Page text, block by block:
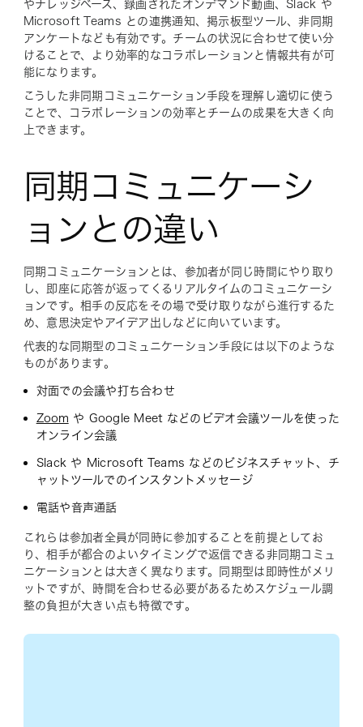
やナレッジベース、録画されたオンデマンド動画、Slack や
Microsoft Teams との連携通知、掲示板型ツール、非同期
アンケートなども有効です。チームの状況に合わせて使い分
けることで、より効率的なコラボレーションと情報共有が可
能になります。
こうした非同期コミュニケーション手段を理解し適切に使う
ことで、コラボレーションの効率とチームの成果を大きく向
上できます。
同期コミュニケーシ
ョンとの違い
同期コミュニケーションとは、参加者が同じ時間にやり取り
し、即座に応答が返ってくるリアルタイムのコミュニケーシ
ョンです。相手の反応をその場で受け取りながら進行するた
め、意思決定やアイデア出しなどに向いています。
代表的な同期型のコミュニケーション手段には以下のような
ものがあります。
対面での会議や打ち合わせ
Zoom や Google Meet などのビデオ会議ツールを使った
オンライン会議
Slack や Microsoft Teams などのビジネスチャット、チ
ャットツールでのインスタントメッセージ
電話や音声通話
これらは参加者全員が同時に参加することを前提としてお
り、相手が都合のよいタイミングで返信できる非同期コミュ
ニケーションとは大きく異なります。同期型は即時性がメリ
ットですが、時間を合わせる必要があるためスケジュール調
整の負担が大きい点も特徴です。